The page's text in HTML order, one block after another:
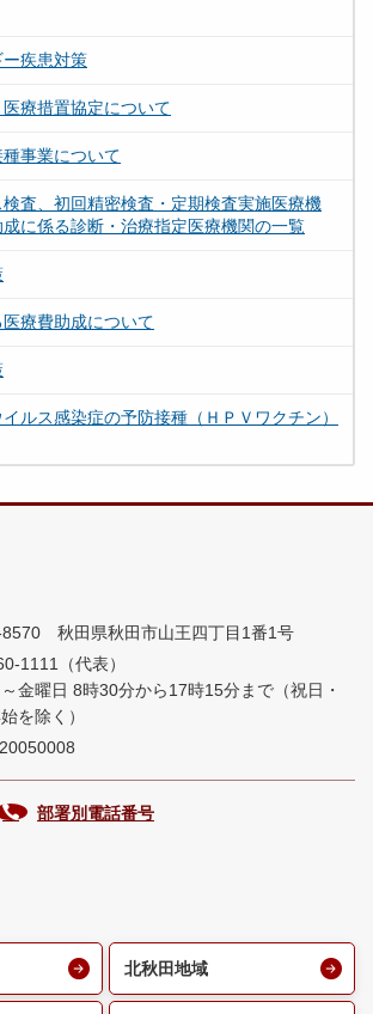
疾患対策
療措置協定について
事業について
査、初回精密検査・定期検査実施医療機
に係る診断・治療指定医療機関の一覧
療費助成について
ルス感染症の予防接種（ＨＰＶワクチン）
8570 秋田県秋田市山王四丁目1番1号
1111（代表）
～金曜日 8時30分から17時15分まで （祝日・
を除く）
部署別電話番号
北秋田地域